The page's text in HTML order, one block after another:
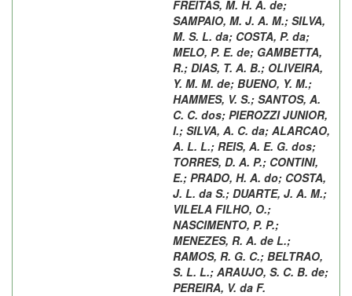
FREITAS, M. H. A. de;
SAMPAIO, M. J. A. M.; SILVA,
M. S. L. da; COSTA, P. da;
MELO, P. E. de; GAMBETTA,
R.; DIAS, T. A. B.; OLIVEIRA,
Y. M. M. de; BUENO, Y. M.;
HAMMES, V. S.; SANTOS, A.
C. C. dos; PIEROZZI JUNIOR,
I.; SILVA, A. C. da; ALARCAO,
A. L. L.; REIS, A. E. G. dos;
TORRES, D. A. P.; CONTINI,
E.; PRADO, H. A. do; COSTA,
J. L. da S.; DUARTE, J. A. M.;
VILELA FILHO, O.;
NASCIMENTO, P. P.;
MENEZES, R. A. de L.;
RAMOS, R. G. C.; BELTRAO,
S. L. L.; ARAUJO, S. C. B. de;
PEREIRA, V. da F.